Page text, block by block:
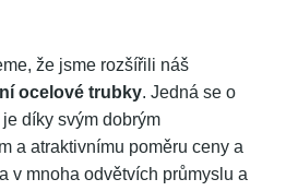
že jsme rozšířili náš
ocelové trubky. Jedná se o
díky svým dobrým
a atraktivnímu poměru ceny a
v mnoha odvětvích průmyslu a